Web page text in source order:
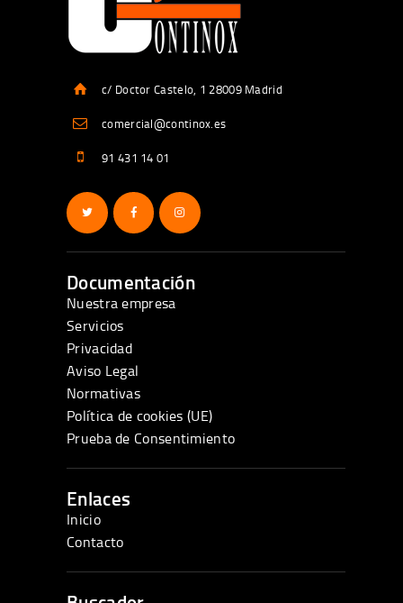
c/ Doctor Castelo, 1 28009 Madrid
comercial@continox.es
91 431 14 01
Documentación
Nuestra empresa
Servicios
Privacidad
Aviso Legal
Normativas
Política de cookies (UE)
Prueba de Consentimiento
Enlaces
Inicio
Contacto